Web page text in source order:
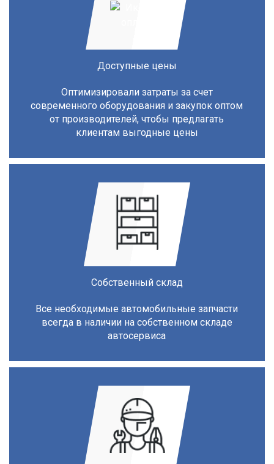
Доступные цены
Оптимизировали затраты за счет
современного оборудования и закупок оптом
от производителей, чтобы предлагать
клиентам выгодные цены
Собственный склад
Все необходимые автомобильные запчасти
всегда в наличии на собственном складе
автосервиса